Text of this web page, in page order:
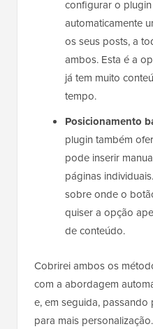
configurar o
automaticamente
os seus posts, a
ambos. Esta é a
já tem muito
tempo.
Posicionamento
plugin também
pode inserir
páginas
sobre onde o
quiser a opção
de conteúdo.
Cobrirei ambos os
com a abordagem
e, em seguida,
para mais personalização.